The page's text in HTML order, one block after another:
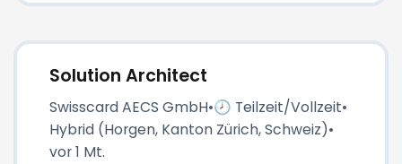
Solution Architect
Swisscard AECS GmbH•🕗 Teilzeit/Vollzeit•
Hybrid (Horgen, Kanton Zürich, Schweiz)•
vor 1 Mt.